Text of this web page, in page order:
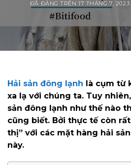
ĐÃ ĐĂNG TRÊN17 THÁNG 7, 2023
Hải sản đông lạnh là cụm từ
xa lạ với chúng ta. Tuy
sản đông lạnh như thế nào
cũng biết. Bởi thực tế còn
thị” với các mặt hàng hải
này.